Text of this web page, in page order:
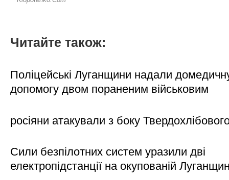
Читайте також:
Поліцейські Луганщини надали
допомогу двом пораненим військовим
росіяни атакували з боку
Сили безпілотних систем уразили дві
електропідстанції на окупованій